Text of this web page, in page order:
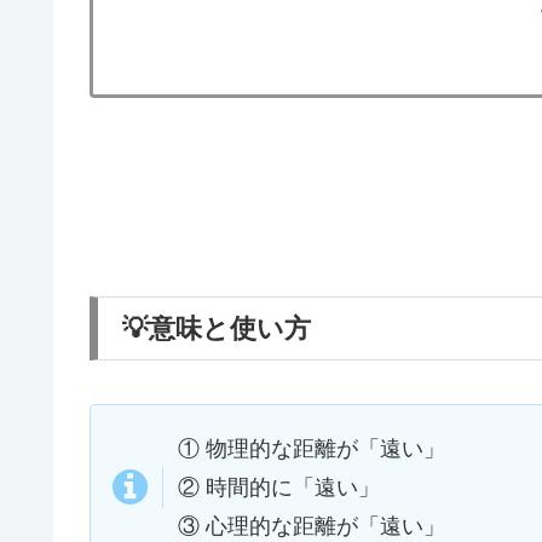
💡意味と使い方
① 物理的な距離が「遠い」
② 時間的に「遠い」
③ 心理的な距離が「遠い」